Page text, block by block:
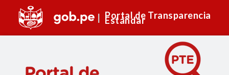
Portal de Transparencia
Estándar